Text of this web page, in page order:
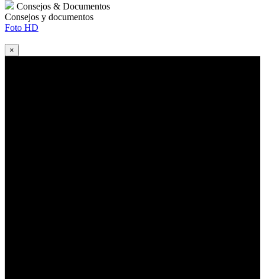
Consejos & Documentos
Consejos y documentos
Foto HD
×